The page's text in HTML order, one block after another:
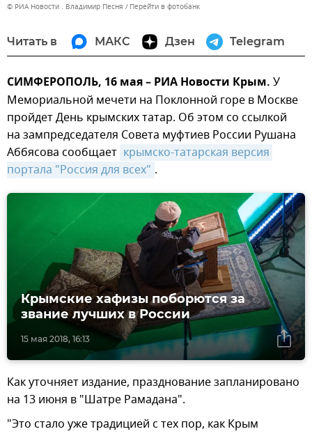
© РИА Новости . Владимир Песня Перейти в фотобанк
Читать в МАКС Дзен Telegram
СИМФЕРОПОЛЬ, 16 мая – РИА Новости Крым. У
Мемориальной мечети на Поклонной горе в Москве
пройдет День крымских татар. Об этом со ссылкой
на зампредседателя Совета муфтиев России Рушана
Аббясова сообщает крымско-татарская версия
портала "Россия для всех" .
15 мая 2018, 16:13
Крымские хафизы поборются за
звание лучших в России
Как уточняет издание, празднование запланировано
на 13 июня в "Шатре Рамадана".
"Это стало уже традицией с тех пор, как Крым